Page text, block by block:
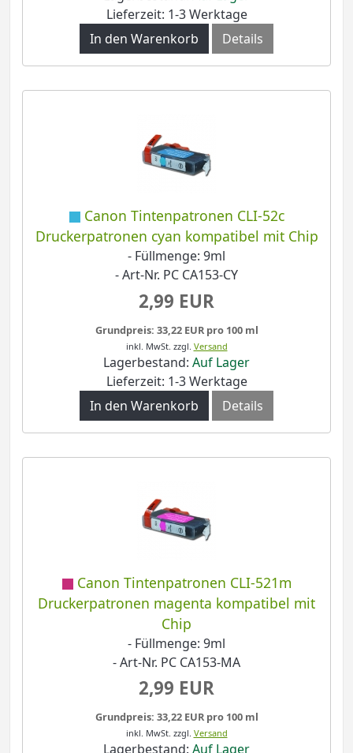
Lieferzeit: 1-3 Werktage
In den Warenkorb
Details
Canon Tintenpatronen CLI-52c
Druckerpatronen cyan kompatibel mit Chip
- Füllmenge: 9ml
- Art-Nr. PC CA153-CY
2,99 EUR
Grundpreis: 33,22 EUR pro 100 ml
inkl. MwSt. zzgl. Versand
Lagerbestand: Auf Lager
Lieferzeit: 1-3 Werktage
In den Warenkorb
Details
Canon Tintenpatronen CLI-521m
Druckerpatronen magenta kompatibel mit
Chip
- Füllmenge: 9ml
- Art-Nr. PC CA153-MA
2,99 EUR
Grundpreis: 33,22 EUR pro 100 ml
inkl. MwSt. zzgl. Versand
Lagerbestand: Auf Lager